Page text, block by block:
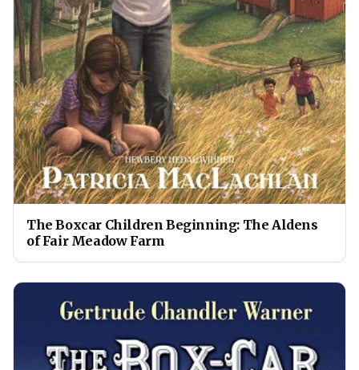
The Boxcar Children Beginning: The Aldens
of Fair Meadow Farm